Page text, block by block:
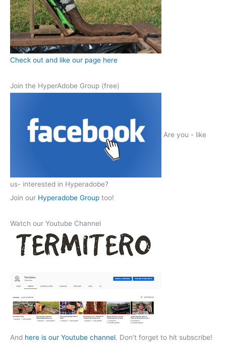
Check out and like our page here
Join the HyperAdobe Group (free)
Are you - like
us- interested in Hyperadobe?
Join our Hyperadobe Group too!
Watch our Youtube Channel
And here is our Youtube channel. Don't forget to hit subscribe!